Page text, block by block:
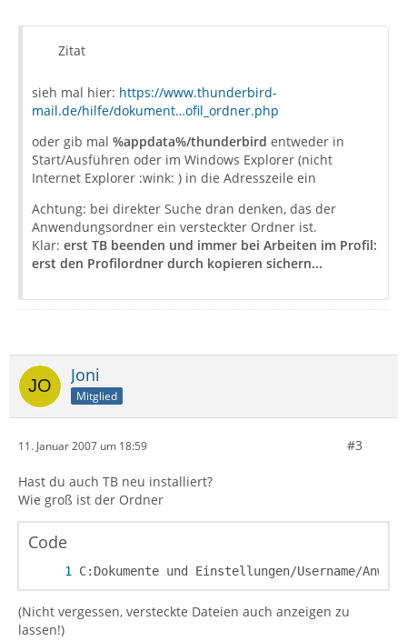
Zitat
sieh mal hier: https://www.thunderbird-
mail.de/hilfe/dokument…ofil_ordner.php
oder gib mal %appdata%/thunderbird entweder in
Start/Ausführen oder im Windows Explorer (nicht
Internet Explorer :wink: ) in die Adresszeile ein
Achtung: bei direkter Suche dran denken, das der
Anwendungsordner ein versteckter Ordner ist.
Klar: erst TB beenden und immer bei Arbeiten im Profil:
erst den Profilordner durch kopieren sichern...
Joni
Mitglied
11. Januar 2007 um 18:59 #3
Hast du auch TB neu installiert?
Wie groß ist der Ordner
Code
C:Dokumente und Einstellungen/Username/
(Nicht vergessen, versteckte Dateien auch anzeigen zu
lassen!)